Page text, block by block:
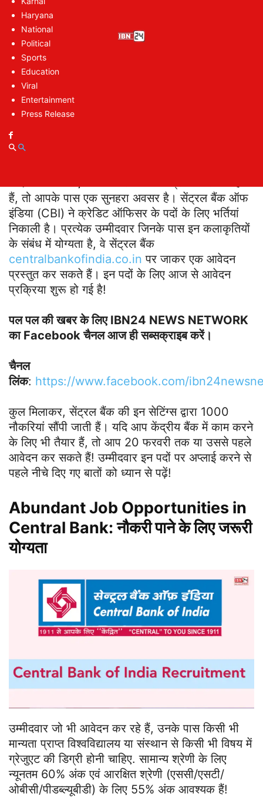
Haryana
National
Political
Sports
Education
Viral
Entertainment
Press Release
Bank: क्रेडिट ऑफिसर के पदों पर निकली भर्ती
Abundant Job Opportunities in Central
Bank: नौकरी पाने के लिए जरूरी योग्यता
Abundant Job Opportunities in Central
Bank: आयु सीमा
Abundant Job Opportunities in
Central Bank: क्रेडिट ऑफिसर के पदों
पर निकली भर्ती
हैं, तो आपके पास एक सुनहरा अवसर है। सेंट्रल बैंक ऑफ
इंडिया (CBI) ने क्रेडिट ऑफिसर के पदों के लिए भर्तियां
निकाली है। प्रत्येक उम्मीदवार जिनके पास इन कलाकृतियों
के संबंध में योग्यता है, वे सेंट्रल बैंक
centralbankofindia.co.inपर जाकर एक आवेदन
प्रस्तुत कर सकते हैं। इन पदों के लिए आज से आवेदन
प्रक्रिया शुरू हो गई है!
पल पल की खबर के लिए IBN24 NEWS NETWORK
का Facebook चैनल आज ही सब्सक्राइब करें।
चैनल
लिंक: https://www.facebook.com/
कुल मिलाकर, सेंट्रल बैंक की इन सेटिंग्स द्वारा 1000
नौकरियां सौंपी जाती हैं। यदि आप केंद्रीय बैंक में काम करने
के लिए भी तैयार हैं, तो आप 20 फरवरी तक या उससे पहले
आवेदन कर सकते हैं! उम्मीदवार इन पदों पर अप्लाई करने से
पहले नीचे दिए गए बातों को ध्यान से पढ़ें!
Abundant Job Opportunities in
Central Bank: नौकरी पाने के लिए जरूरी
योग्यता
उम्मीदवार जो भी आवेदन कर रहे हैं, उनके पास किसी भी
मान्यता प्राप्त विश्वविद्यालय या संस्थान से किसी भी विषय में
ग्रेजुएट की डिग्री होनी चाहिए. सामान्य श्रेणी के लिए
न्यूनतम 60% अंक एवं आरक्षित श्रेणी (एससी/एसटी/
ओबीसी/पीडब्ल्यूबीडी) के लिए 55% अंक आवश्यक हैं!